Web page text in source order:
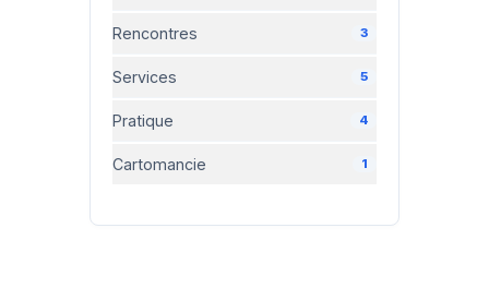
Rencontres 3
Services 5
Pratique 4
Cartomancie 1